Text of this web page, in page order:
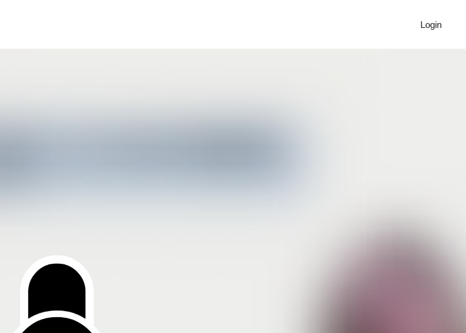
Login